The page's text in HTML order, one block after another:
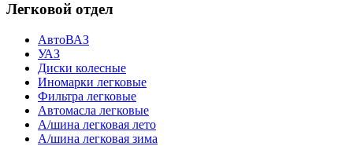
Легковой отдел
АвтоВАЗ
УАЗ
Диски колесные
Иномарки легковые
Фильтра легковые
Автомасла легковые
А/шина легковая лето
А/шина легковая зима